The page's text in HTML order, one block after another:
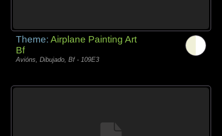
Theme:Airplane Painting Art
Bf
Avións, Dibujado, Bf - 109E3